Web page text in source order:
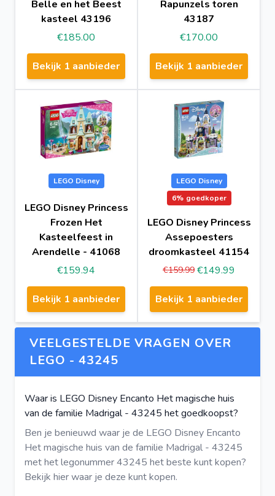
Belle en het Beest
kasteel 43196
€185.00
Bekijk 1 aanbieder
Rapunzels toren
43187
€170.00
Bekijk 1 aanbieder
LEGO Disney
LEGO Disney Princess
Frozen Het
Kasteelfeest in
Arendelle - 41068
€159.94
Bekijk 1 aanbieder
LEGO Disney
6% goedkoper
LEGO Disney Princess
Assepoesters
droomkasteel 41154
€159.99 €149.99
Bekijk 1 aanbieder
VEELGESTELDE VRAGEN OVER
LEGO - 43245
Waar is LEGO Disney Encanto Het magische huis
van de familie Madrigal - 43245 het goedkoopst?
Ben je benieuwd waar je de LEGO Disney Encanto
Het magische huis van de familie Madrigal - 43245
met het legonummer 43245 het beste kunt kopen?
Bekijk hierwaar je deze kunt kopen.